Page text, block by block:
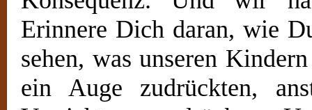
Erinnere Dich daran, wie
sehen, was unseren
ein Auge zudrückten,